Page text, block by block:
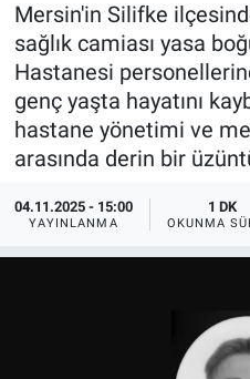
Mersin'in Silifke
sağlık camiası yasa
Hastanesi
genç yaşta hayatını
hastane yönetimi ve
arasında derin bir
04.11.2025 - 15:00
YAYINLANMA
1 DK
OKUNMA